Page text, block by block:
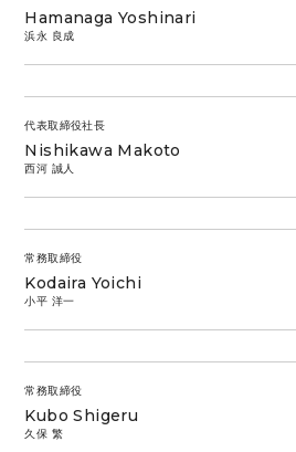
Hamanaga Yoshinari
浜永 良成
代表取締役社長
Nishikawa Makoto
西河 誠人
常務取締役
Kodaira Yoichi
小平 洋一
常務取締役
Kubo Shigeru
久保 繁